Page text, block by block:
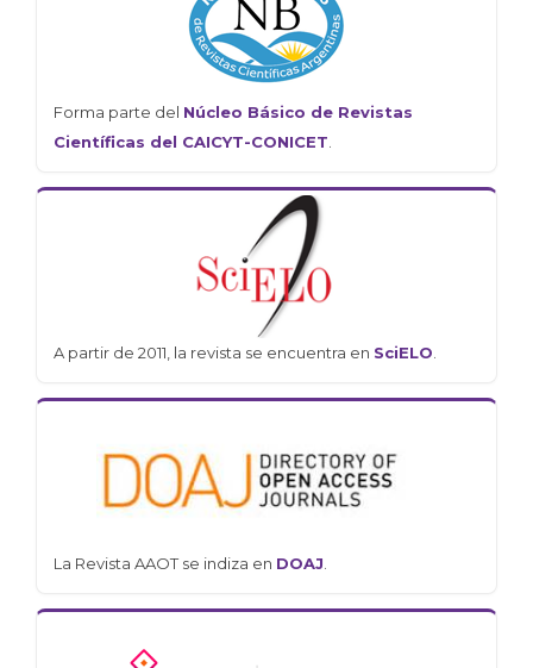
Forma parte del Núcleo Básico de Revistas
Científicas del CAICYT-CONICET.
A partir de 2011, la revista se encuentra en SciELO.
La Revista AAOT se indiza en DOAJ.